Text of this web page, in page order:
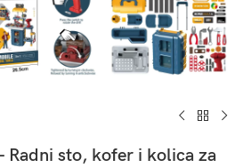
Radni sto, kofer i kolica za